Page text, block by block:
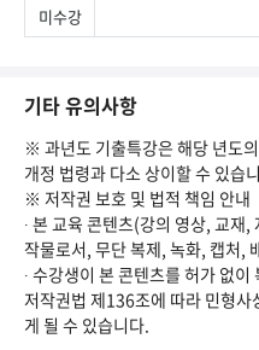
미수강
기타 유의사항
※ 과년도 기출특강은 해당 년도
개정 법령과 다소 상이할 수 있습
※ 저작권 보호 및 법적 책임 안내
∙ 본 교육 콘텐츠(강의 영상, 교재
작물로서, 무단 복제, 녹화, 캡처,
∙ 수강생이 본 콘텐츠를 허가 없
저작권법 제136조에 따라 민형사
게 될 수 있습니다.